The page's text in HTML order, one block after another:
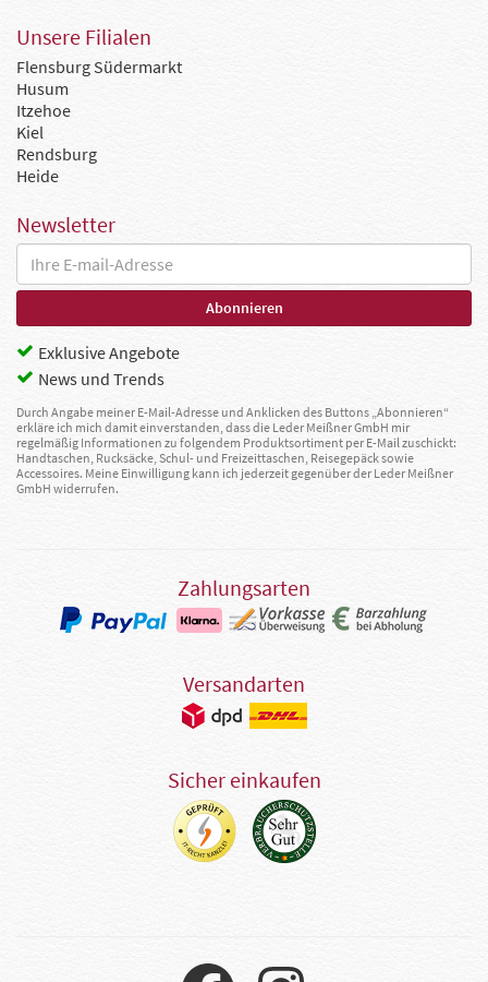
Unsere Filialen
Flensburg Südermarkt
Husum
Itzehoe
Kiel
Rendsburg
Heide
Newsletter
Exklusive Angebote
News und Trends
Durch Angabe meiner E-Mail-Adresse und Anklicken des Buttons „Abonnieren“
erkläre ich mich damit einverstanden, dass die Leder Meißner GmbH mir
regelmäßig Informationen zu folgendem Produktsortiment per E-Mail zuschickt:
Handtaschen, Rucksäcke, Schul- und Freizeittaschen, Reisegepäck sowie
Accessoires. Meine Einwilligung kann ich jederzeit gegenüber der Leder Meißner
GmbH widerrufen.
Zahlungsarten
Versandarten
Sicher einkaufen